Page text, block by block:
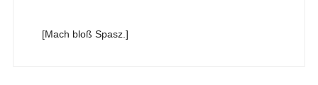
[Mach bloß Spasz.]